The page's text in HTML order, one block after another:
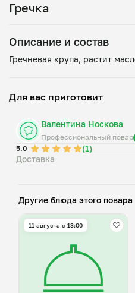
Гречка
Описание и состав
Для вас приготовит
Валентина Носкова
Профессиональный повар
5.0
(1)
Доставка
Другие блюда этого повара
11 августа с 13:00